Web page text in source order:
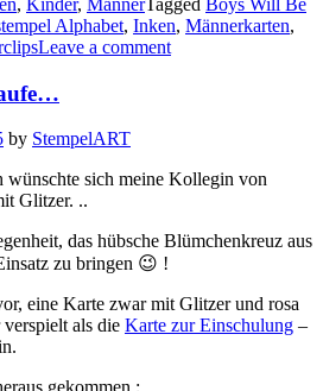
er
Bauklötze
staunen…“
Alphabet, Inken, Männerkarten,
Leave a comment
by StempelART
sich meine Kollegin von
Glitzer. ..
das hübsche Blümchenkreuz aus
zu bringen 😉 !
eine Karte zwar mit Glitzer und rosa
als die Karte zur Einschulung –